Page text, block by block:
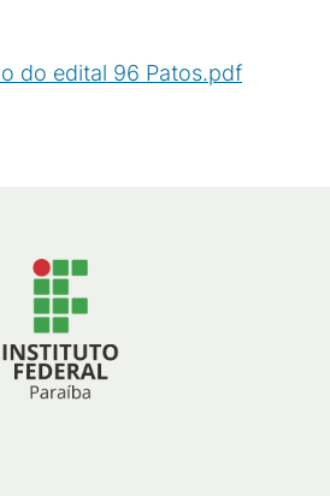
do edital 96 Patos.pdf